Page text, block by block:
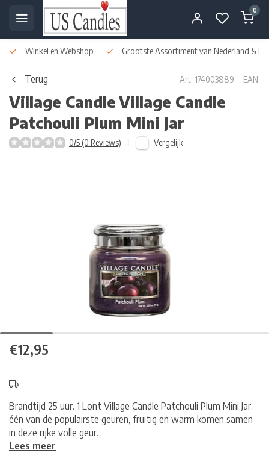
0
Winkel en Webshop Grootste Assortiment van Nederland &
Terug Art: 174003889 EAN:
Village CandleVillage Candle
Patchouli Plum Mini Jar
0/5 (0 Reviews) Vergelijk
€12,95
Brandtijd 25 uur. 1 Lont Village Candle Patchouli Plum Mini Jar,
één van de populairste geuren, fruitig en warm komen samen
in deze rijke volle geur.
Lees meer